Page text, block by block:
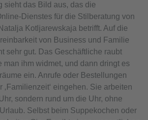
sieht das Bild aus, das die
Dienstes für die Stilberatung von
Kotljarewskaja betrifft. Auf die
von Business und Familie
sehr gut. Das Geschäftliche raubt
man ihm widmet, und dann dringt es
ein. Anrufe oder Bestellungen
‚Familienzeit‘ eingehen. Sie arbeiten
sondern rund um die Uhr, ohne
Selbst beim Suppekochen oder